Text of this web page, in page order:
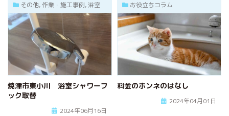
その他, 作業・施工事例, 浴室
焼津市東小川 浴室シャワーフ
ック取替
2024年06月16日
お役立ちコラム
料金のホンネのはなし
2024年04月01日